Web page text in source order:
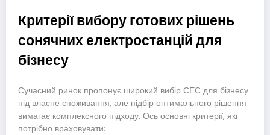
Критерії вибору готових рішень
сонячних електростанцій для
бізнесу
Сучасний ринок пропонує широкий вибір СЕС для бізнесу
під власне споживання, але підбір оптимального рішення
вимагає комплексного підходу. Ось основні критерії, які
потрібно враховувати: